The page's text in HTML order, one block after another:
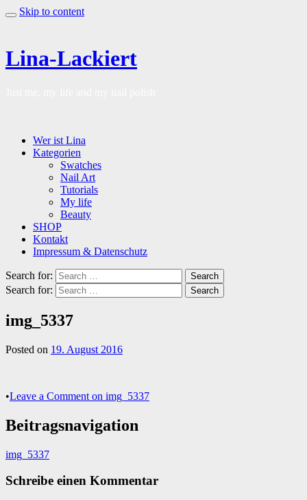
Skip to content
Lina-Lackiert
Wer ist Lina
Kategorien
Swatches
Nail Art
Tutorials
My life
Beauty
SHOP
Kontakt
Impressum & Datenschutz
Search for: Search
Search for: Search
img_5337
Posted on 19. August 2016
•Leave a Comment on img_5337
Beitragsnavigation
img_5337
Schreibe einen Kommentar